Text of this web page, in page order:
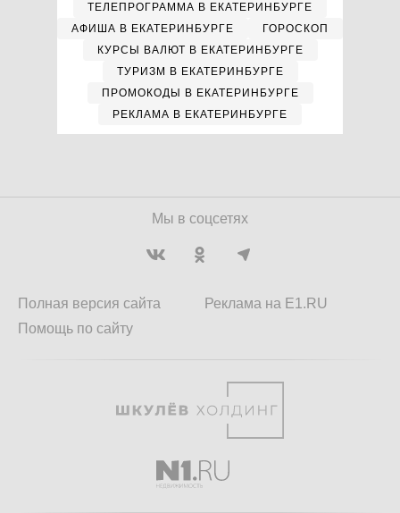
ТЕЛЕПРОГРАММА В ЕКАТЕРИНБУРГЕ
АФИША В ЕКАТЕРИНБУРГЕ
ГОРОСКОП
КУРСЫ ВАЛЮТ В ЕКАТЕРИНБУРГЕ
ТУРИЗМ В ЕКАТЕРИНБУРГЕ
ПРОМОКОДЫ В ЕКАТЕРИНБУРГЕ
РЕКЛАМА В ЕКАТЕРИНБУРГЕ
Мы в соцсетях
Полная версия сайта
Помощь по сайту
Реклама на E1.RU